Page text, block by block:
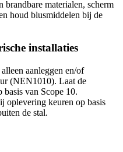
brandbare materialen, scherm
houd blusmiddelen bij de
installaties
aanleggen en/of
(NEN1010). Laat de
basis van Scope 10.
oplevering keuren op basis
de stal.